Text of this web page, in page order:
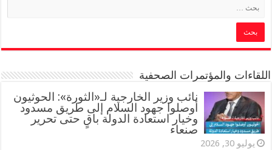
اللقاءات والمؤتمرات الصحفية
‏نائب وزير الخارجية لـ«الثورة»: الحوثيون
أوصلوا جهود السلام إلى طريق مسدود
وخيار استعادة الدولة باقٍ حتى تحرير
صنعاء
يوليو 30, 2026